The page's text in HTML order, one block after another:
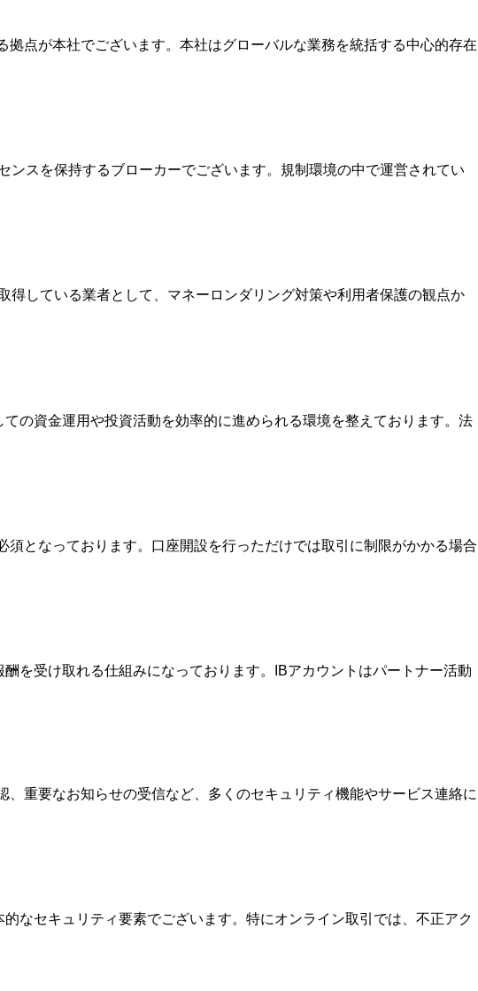
点が本社でございます。本社はグローバルな業務を統括する中心的存在
スを保持するブローカーでございます。規制環境の中で運営されてい
している業者として、マネーロンダリング対策や利用者保護の観点か
の資金運用や投資活動を効率的に進められる環境を整えております。法
となっております。口座開設を行っただけでは取引に制限がかかる場合
を受け取れる仕組みになっております。IBアカウントはパートナー活動
重要なお知らせの受信など、多くのセキュリティ機能やサービス連絡に
なセキュリティ要素でございます。特にオンライン取引では、不正アク